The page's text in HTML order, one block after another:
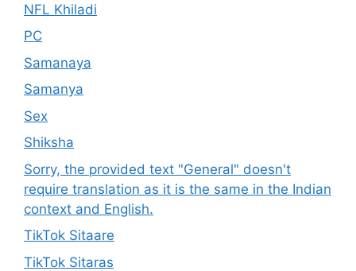
NFL Khiladi
PC
Samanaya
Samanya
Sex
Shiksha
Sorry, the provided text "General" doesn't
require translation as it is the same in the Indian
context and English.
TikTok Sitaare
TikTok Sitaras